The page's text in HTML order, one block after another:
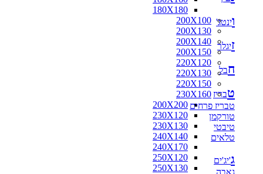
180X180
200X100
200X130
200X140
200X150
220X120
220X130
220X150
230X160
200X200
230X120
230X130
240X140
240X170
250X120
250X130
וינטג'
זיגלר
חבל
טבריז
טבריז פרחים
טורקמן
טיבטי
טלאים
ג'יג'ים